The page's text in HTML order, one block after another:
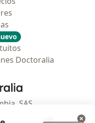
Doctoralia
- Página de inicio
SAS